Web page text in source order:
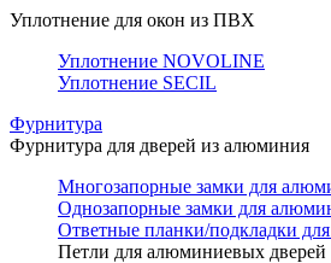
Уплотнение для окон из ПВХ
Уплотнение NOVOLINE
Уплотнение SECIL
Фурнитура
Фурнитура для дверей из алюминия
Многозапорные замки для
Однозапорные замки для
Ответные планки/подкладки
Петли для алюминиевых дверей